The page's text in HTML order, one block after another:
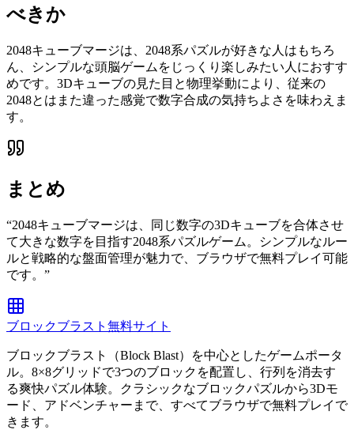
べきか
2048キューブマージは、2048系パズルが好きな人はもちろ
ん、シンプルな頭脳ゲームをじっくり楽しみたい人におすす
めです。3Dキューブの見た目と物理挙動により、従来の
2048とはまた違った感覚で数字合成の気持ちよさを味わえま
す。
まとめ
“2048キューブマージは、同じ数字の3Dキューブを合体させ
て大きな数字を目指す2048系パズルゲーム。シンプルなルー
ルと戦略的な盤面管理が魅力で、ブラウザで無料プレイ可能
です。 ”
ブロックブラスト無料サイト
ブロックブラスト（Block Blast）を中心としたゲームポータ
ル。8×8グリッドで3つのブロックを配置し、行列を消去す
る爽快パズル体験。クラシックなブロックパズルから3Dモ
ード、アドベンチャーまで、すべてブラウザで無料プレイで
きます。